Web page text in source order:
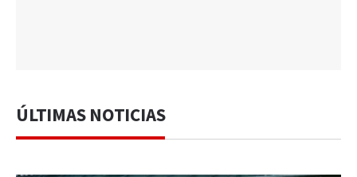
ÚLTIMAS NOTICIAS